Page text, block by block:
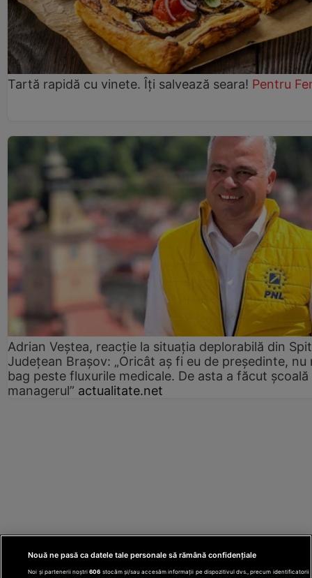
Tartă rapidă cu vinete. Îți salvează seara! Pentru
Adrian Veștea, reacție la situația deplorabilă din
Județean Brașov: „Oricât aș fi eu de președinte, nu
bag peste fluxurile medicale. De asta a făcut școală
managerul” actualitate.net
Nouă ne pasă ca datele tale personale să rămână confidențiale
Noi și partenerii noștri606 stocăm și/sau accesăm informații pe dispozitivul dvs., precum identificatorii